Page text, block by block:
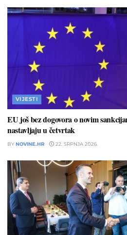
VIJESTI
EU još bez dogovora o novim
nastavljaju u četvrtak
BY NOVINE.HR 22. SRPNJA 2026.